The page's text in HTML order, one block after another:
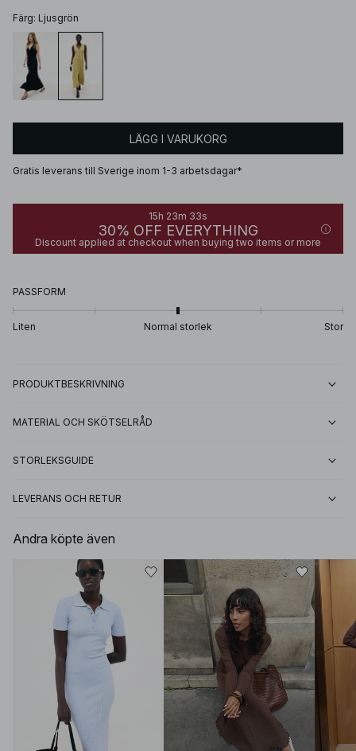
Färg: Ljusgrön
LÄGG I VARUKORG
Gratis leverans till Sverige inom 1-3 arbetsdagar*
15h 23m 33s
30% OFF EVERYTHING
Discount applied at checkout when buying two items or more
PASSFORM
Liten Normal storlek Stor
PRODUKTBESKRIVNING
MATERIAL OCH SKÖTSELRÅD
STORLEKSGUIDE
LEVERANS OCH RETUR
Andra köpte även